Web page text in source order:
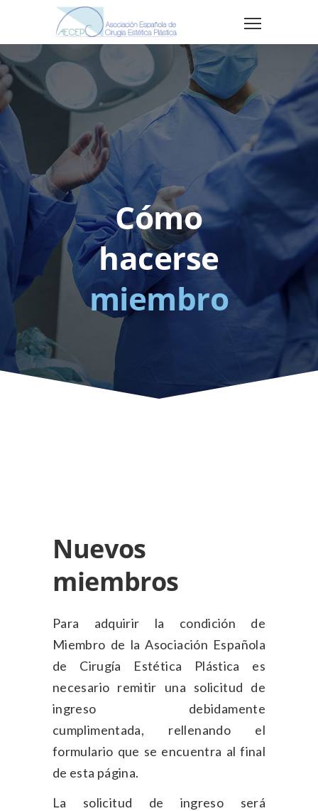
Cómo
hacerse
miembro
Nuevos
miembros
Para adquirir la condición de
Miembro de la Asociación Española
de Cirugía Estética Plástica es
necesario remitir una solicitud de
ingreso debidamente
cumplimentada, rellenando el
formulario que se encuentra al final
de esta página.
La solicitud de ingreso será